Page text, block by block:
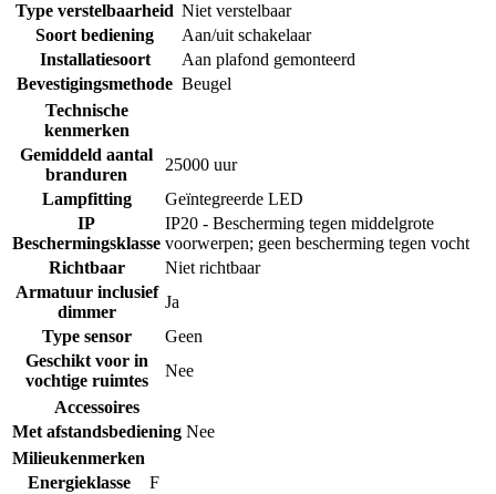
Type verstelbaarheid Niet verstelbaar
Soort bediening
Aan/uit schakelaar
Installatiesoort
Aan plafond gemonteerd
Bevestigingsmethode Beugel
Technische
kenmerken
Gemiddeld aantal
branduren
25000 uur
Lampfitting
Geïntegreerde LED
IP
Beschermingsklasse
IP20 - Bescherming tegen middelgrote
voorwerpen; geen bescherming tegen vocht
Richtbaar
Niet richtbaar
Armatuur inclusief
dimmer
Ja
Type sensor
Geen
Geschikt voor in
vochtige ruimtes
Nee
Accessoires
Met afstandsbediening Nee
Milieukenmerken
Energieklasse
F